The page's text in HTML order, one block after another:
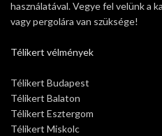
használatával. Vegye fel velünk a
vagy pergolára van szüksége!
Télikert vélmények
Télikert Budapest
Télikert Balaton
Télikert Esztergom
Télikert Miskolc